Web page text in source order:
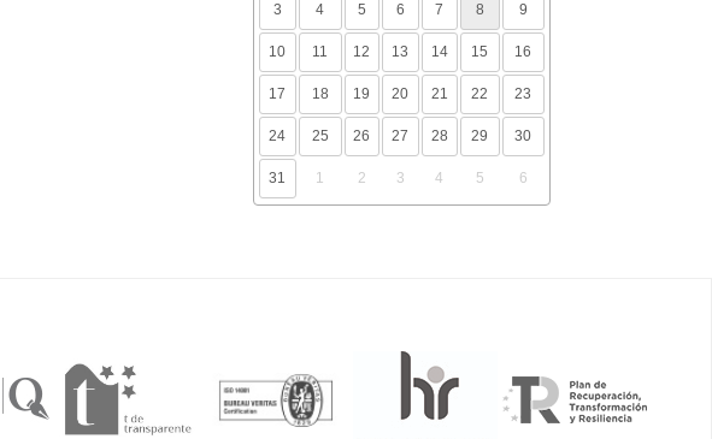
3 4 5 6 7 8 9
10 11 12 13 14 15 16
17 18 19 20 21 22 23
24 25 26 27 28 29 30
31 1 2 3 4 5 6